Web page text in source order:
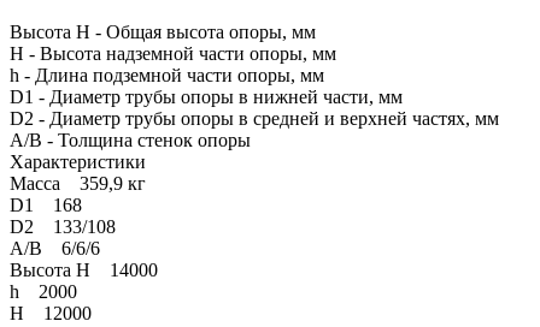
Высота H - Общая высота опоры, мм
H - Высота надземной части опоры, мм
h - Длина подземной части опоры, мм
D1 - Диаметр трубы опоры в нижней части, мм
D2 - Диаметр трубы опоры в средней и верхней частях, мм
A/B - Толщина стенок опоры
Характеристики
Масса 359,9 кг
D1 168
D2 133/108
A/B 6/6/6
Высота H 14000
h 2000
Н 12000